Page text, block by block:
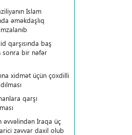
İslam
əməkdaşlıq
qarşısında baş
sonra bir nəfər
xidmət üçün çoxdilli
qarşı
əvvəlindən İraqa üç
zəvvar daxil olub